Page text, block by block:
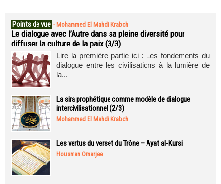
Points de vue - Mohammed El Mahdi Krabch
Le dialogue avec l’Autre dans sa pleine diversité pour
diffuser la culture de la paix (3/3)
Lire la première partie ici : Les fondements du
dialogue entre les civilisations à la lumière de
la...
La sira prophétique comme modèle de dialogue
intercivilisationnel (2/3)
Mohammed El Mahdi Krabch
Les vertus du verset du Trône – Ayat al-Kursi
Housman Omarjee